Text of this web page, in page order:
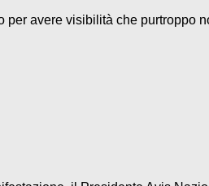
avere visibilità che purtroppo